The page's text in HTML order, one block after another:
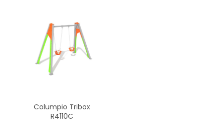
Columpio Tribox
R4110C